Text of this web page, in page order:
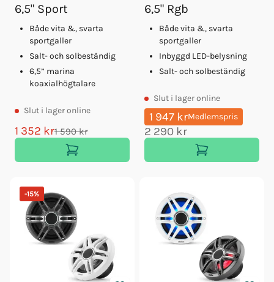
6,5" Sport
Både vita &, svarta
sportgaller
Salt- och solbeständig
6,5” marina
koaxialhögtalare
Slut i lager online
1 352 kr1 590 kr
6,5" Rgb
Både vita &, svarta
sportgaller
Inbyggd LED-belysning
Salt- och solbeständig
Slut i lager online
1 947 krMedlemspris
2 290 kr
-15%